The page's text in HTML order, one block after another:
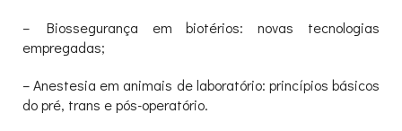
– Biossegurança em biotérios: novas tecnologias
empregadas;
– Anestesia em animais de laboratório: princípios básicos
do pré, trans e pós-operatório.